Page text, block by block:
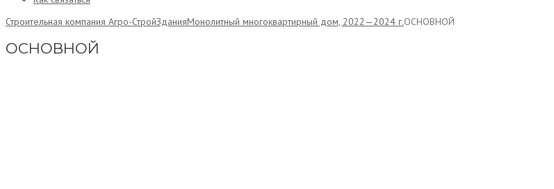
Строительная компания Агро-СтройЗданияМонолитный многоквартирный дом, 2022—2024 г.ОСНОВНОЙ
ОСНОВНОЙ